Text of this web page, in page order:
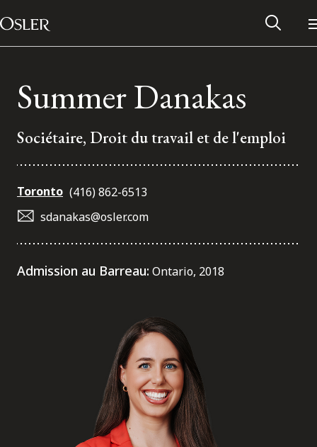
Passer au contenu
Main Navigation
Réseau des anciens d’Osler
S’abonner aux articles Osler
Summer Danakas
Sociétaire, Droit du travail et de l'emploi
Toronto (416) 862-6513
sdanakas@osler.com
Admission au Barreau: Ontario, 2018